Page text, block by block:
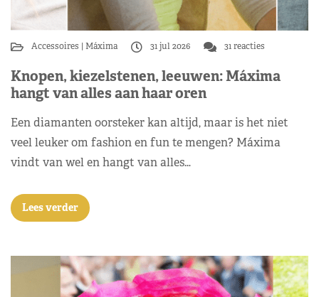
Accessoires Máxima 31 jul 2026 31 reacties
Knopen, kiezelstenen, leeuwen: Máxima
hangt van alles aan haar oren
Een diamanten oorsteker kan altijd, maar is het niet
veel leuker om fashion en fun te mengen? Máxima
vindt van wel en hangt van alles…
Lees verder